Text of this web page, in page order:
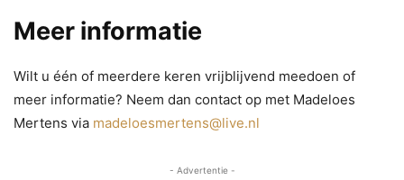
Meer informatie
Wilt u één of meerdere keren vrijblijvend meedoen of
meer informatie? Neem dan contact op met Madeloes
Mertens via madeloesmertens@live.nl
- Advertentie -